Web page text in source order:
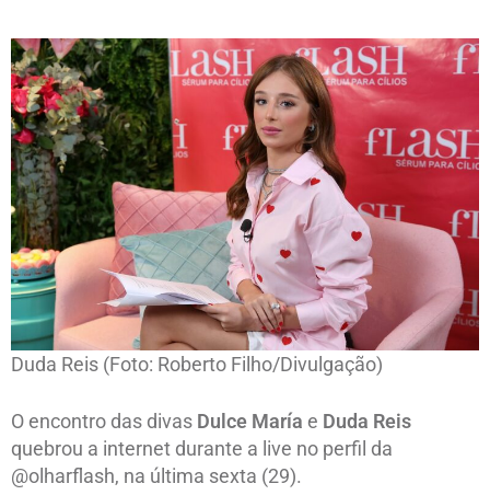
Duda Reis (Foto: Roberto Filho/Divulgação)
O encontro das divas Dulce María e Duda Reis
quebrou a internet durante a live no perfil da
@olharflash, na última sexta (29).